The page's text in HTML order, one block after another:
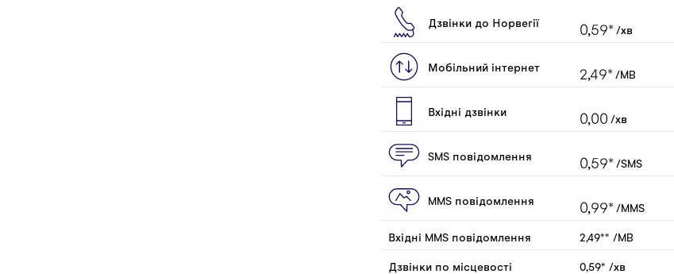
Дзвінки до Норвегії 0,59* /хв
Мобільний інтернет 2,49* /MB
Вхідні дзвінки 0,00 /хв
SMS повідомлення 0,59* /SMS
MMS повідомлення 0,99* /MMS
Вхідні MMS повідомлення 2,49** /MB
Дзвінки по місцевості 0,59* /хв